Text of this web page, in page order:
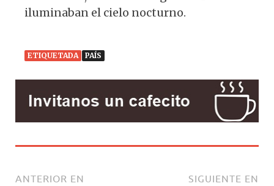
iluminaban el cielo nocturno.
ETIQUETADA PAÍS
ANTERIOR EN
SIGUIENTE EN